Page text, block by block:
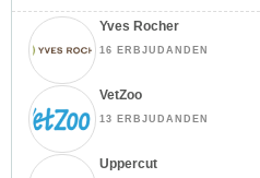
Yves Rocher
16 ERBJUDANDEN
VetZoo
13 ERBJUDANDEN
Uppercut